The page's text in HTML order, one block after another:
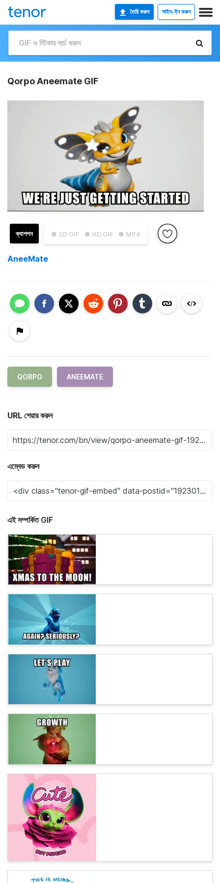
তৈরি করুন সাইন-ইন করুন
Qorpo Aneemate GIF
● SD GIF ● HD GIF ● MP4
ক্যাপশন
AneeMate
QORPO ANEEMATE
URL শেয়ার করুন
এম্বেড করুন
এই সম্পর্কিত GIF